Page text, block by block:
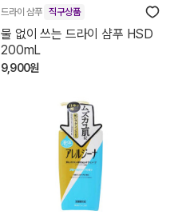
드라이 샴푸 직구상품
물 없이 쓰는 드라이 샴푸 HSD
200mL
9,900원